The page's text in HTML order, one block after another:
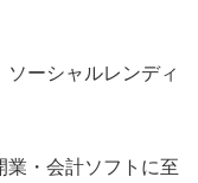
ーシャルレンディ
業・会計ソフトに至